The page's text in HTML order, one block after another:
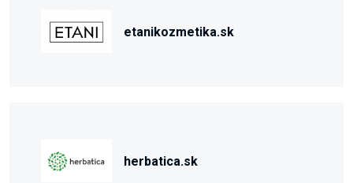
etanikozmetika.sk
herbatica.sk